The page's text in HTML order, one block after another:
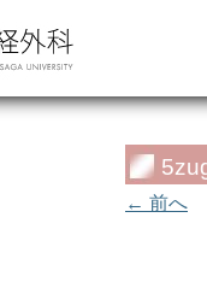
← 前へ